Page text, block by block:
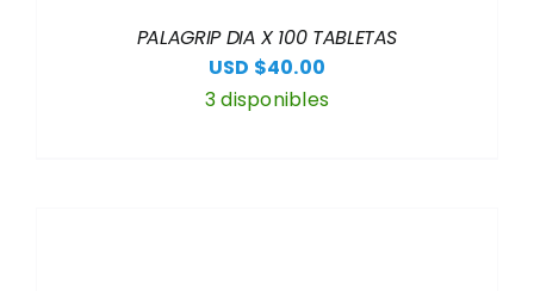
PALAGRIP DIA X 100 TABLETAS
USD $40.00
3 disponibles